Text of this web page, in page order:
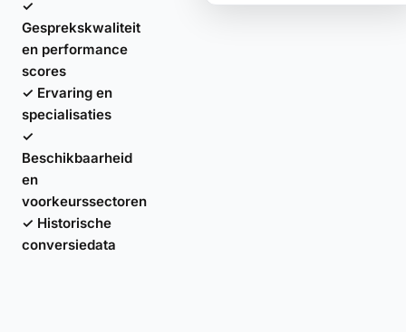
✓
Gesprekskwaliteit
en performance
scores
✓ Ervaring en
specialisaties
✓
Beschikbaarheid
en
voorkeurssectoren
✓ Historische
conversiedata